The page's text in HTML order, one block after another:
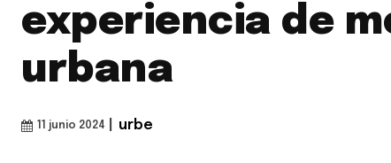
experiencia de
urbana
11 junio 2024 urbe